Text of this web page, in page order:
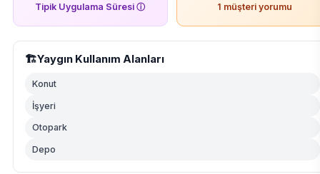
Tipik Uygulama Süresiⓘ 1 müşteri yorumu
🏗️Yaygın Kullanım Alanları
Konut
İşyeri
Otopark
Depo